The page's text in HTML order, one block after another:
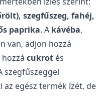
szegfűszeg, fahéj,
paprika. A kávéba,
van, adjon hozzá
cukrot és
szegfűszeggel
egész termék ízét, de